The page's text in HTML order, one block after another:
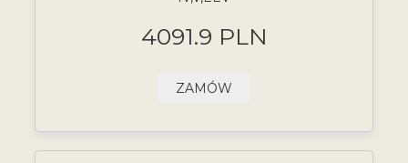
4091.9 PLN
ZAMÓW